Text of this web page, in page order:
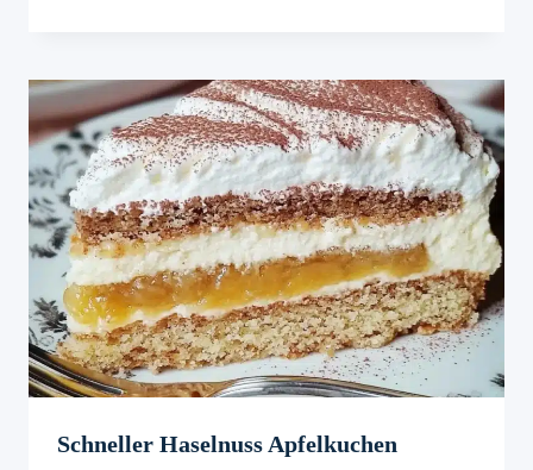
Schneller Haselnuss Apfelkuchen